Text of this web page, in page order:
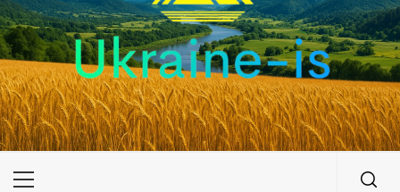
UKRAINE-IS
ПОДОРОЖI ПО УКРАЇНІ
Primary